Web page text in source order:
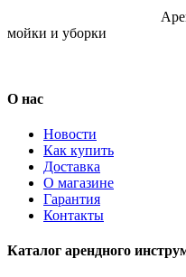
мойки и уборки
О нас
Новости
Как купить
Доставка
О магазине
Гарантия
Контакты
Каталог арендного